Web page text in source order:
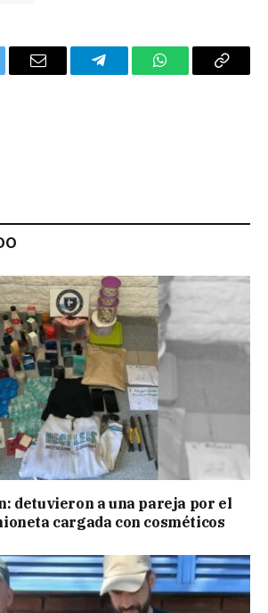
Email TelegramWhatsAppCopy
detuvieron a una pareja por el
cargada con cosméticos